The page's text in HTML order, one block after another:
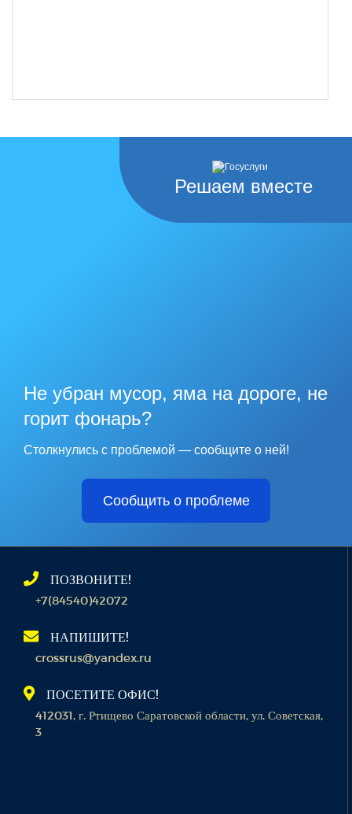
Решаем вместе
Не убран мусор, яма на дороге, не
горит фонарь?
Столкнулись с проблемой — сообщите о ней!
Сообщить о проблеме
ПОЗВОНИТЕ!
+7(84540)42072
НАПИШИТЕ!
crossrus@yandex.ru
ПОСЕТИТЕ ОФИС!
412031, г. Ртищево Саратовской области, ул. Советская,
3